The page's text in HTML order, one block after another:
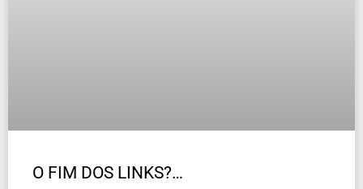
O FIM DOS LINKS?…